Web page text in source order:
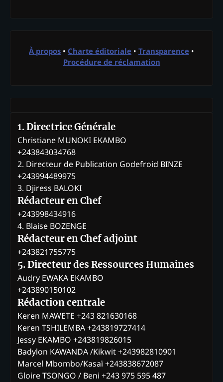
À propos • Charte éditoriale • Transparence •
Procédure de réclamation
1. Directrice Générale
Christiane MUNOKI EKAMBO
+243843034768
2. Directeur de Publication Godefroid BINZE
+243994489975
3. Djiress BALOKI
Rédacteur en Chef
+243998434916
4. Blaise BOZENGE
Rédacteur en Chef adjoint
+243821755775
5. Directeur des Ressources Humaines
Audry EWAKA EKAMBO
+243890150102
Rédaction centrale
Keren MAWETE +243 821630168
Keren TSHILEMBA +243819727414
Jessy EKAMBO +243819826015
Badylon KAWANDA /Kikwit +243982810901
Marcel Mbombo/Kasaï +243838672087
Gloire TSONGO / Beni +243 975 595 487